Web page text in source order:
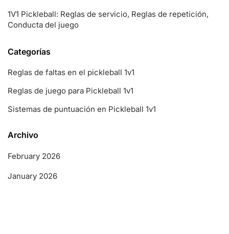
1V1 Pickleball: Reglas de servicio, Reglas de repetición,
Conducta del juego
Categorías
Reglas de faltas en el pickleball 1v1
Reglas de juego para Pickleball 1v1
Sistemas de puntuación en Pickleball 1v1
Archivo
February 2026
January 2026